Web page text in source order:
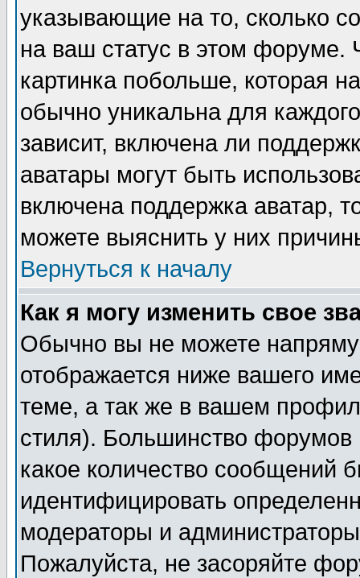
указывающие на то, сколько
на ваш статус в этом форуме.
картинка побольше, которая
обычно уникальна для
зависит, включена ли
аватары могут быть
включена поддержка аватар,
можете выяснить у них
Вернуться к началу
Как я могу изменить свое
Обычно вы не можете
отображается ниже вашего
теме, а так же в вашем
стиля). Большинство форумов
какое количество сообщений
идентифицировать
модераторы и
Пожалуйста, не засоряйте